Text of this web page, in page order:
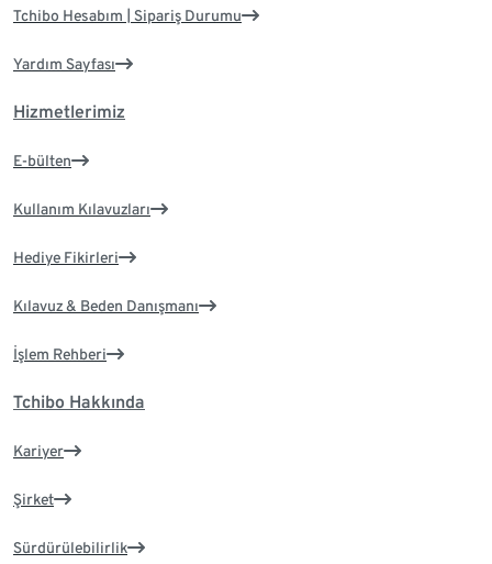
Tchibo Hesabım | Sipariş Durumu
Yardım Sayfası
Hizmetlerimiz
E-bülten
Kullanım Kılavuzları
Hediye Fikirleri
Kılavuz & Beden Danışmanı
İşlem Rehberi
Tchibo Hakkında
Kariyer
Şirket
Sürdürülebilirlik